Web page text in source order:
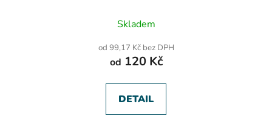
hodnocení
je
5,0
5
hvězdiček.
Skladem
od 99,17 Kč bez DPH
od 120 Kč
DETAIL